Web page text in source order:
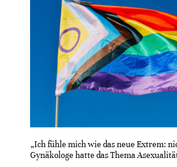
„Ich fühle mich wie das neue Extrem:
Gynäkologe hatte das Thema